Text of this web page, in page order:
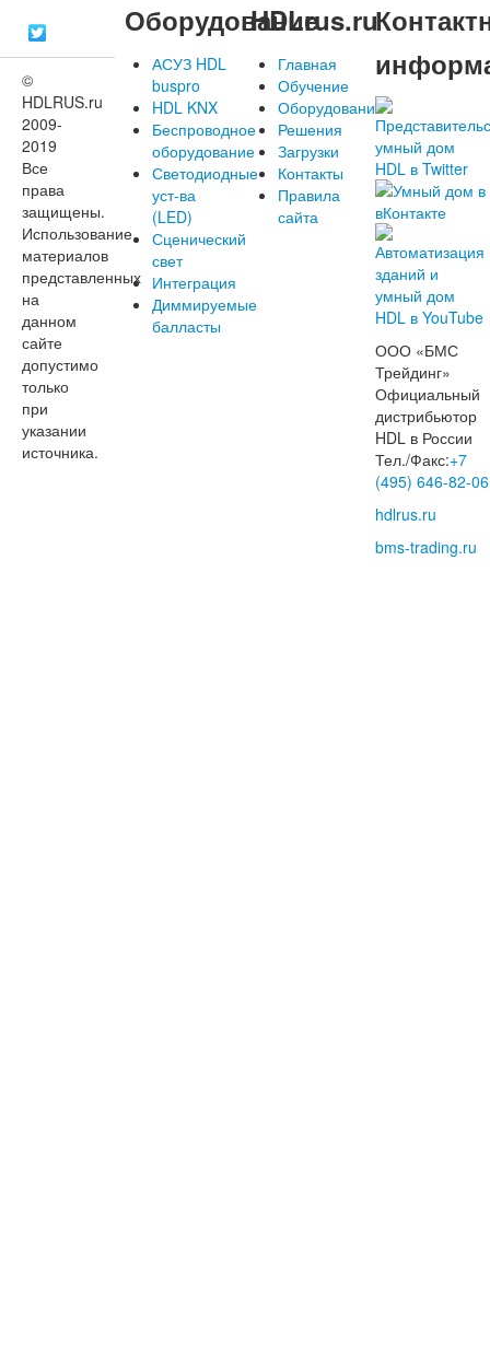
©
HDLRUS.ru
2009-
2019
Все
права
защищены.
Использование
материалов
представленных
на
данном
сайте
допустимо
только
при
указании
источника.
Оборудование
АСУЗ HDL
buspro
HDL KNX
Беспроводное
оборудование
Светодиодные
уст-ва
(LED)
Сценический
свет
Интеграция
Диммируемые
балласты
HDLrus.ru
Главная
Обучение
Оборудование
Решения
Загрузки
Контакты
Правила
сайта
ООО «БМС
Трейдинг»
Официальный
дистрибьютор
HDL в России
Тел./Факс:+7
(495) 646-82-06
hdlrus.ru
bms-trading.ru